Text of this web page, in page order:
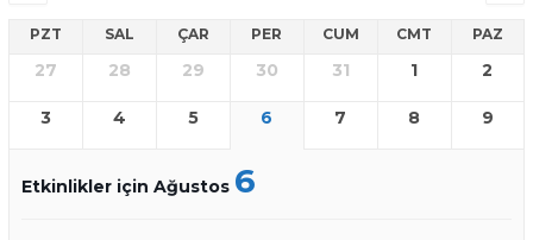
PZT SAL ÇAR PER CUM CMT PAZ
27 28 29 30 31 1 2
3 4 5 6 7 8 9
Etkinlikler için Ağustos 6